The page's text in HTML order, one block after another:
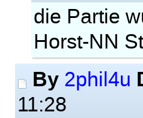
die Partie
Horst-NN
By 2phil4u
11:28